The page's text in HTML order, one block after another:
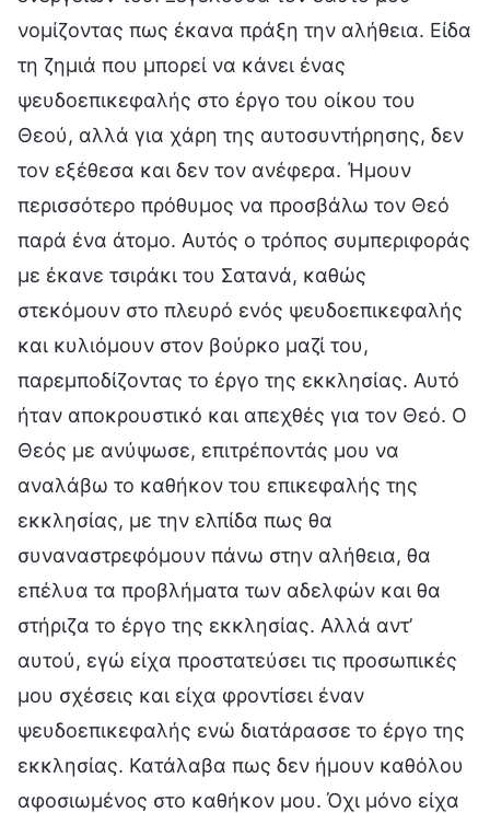
νομίζοντας πως έκανα πράξη την αλήθεια. Είδα
τη ζημιά που μπορεί να κάνει ένας
ψευδοεπικεφαλής στο έργο του οίκου του
Θεού, αλλά για χάρη της αυτοσυντήρησης, δεν
τον εξέθεσα και δεν τον ανέφερα. Ήμουν
περισσότερο πρόθυμος να προσβάλω τον Θεό
παρά ένα άτομο. Αυτός ο τρόπος συμπεριφοράς
με έκανε τσιράκι του Σατανά, καθώς
στεκόμουν στο πλευρό ενός ψευδοεπικεφαλής
και κυλιόμουν στον βούρκο μαζί του,
παρεμποδίζοντας το έργο της εκκλησίας. Αυτό
ήταν αποκρουστικό και απεχθές για τον Θεό. Ο
Θεός με ανύψωσε, επιτρέποντάς μου να
αναλάβω το καθήκον του επικεφαλής της
εκκλησίας, με την ελπίδα πως θα
συναναστρεφόμουν πάνω στην αλήθεια, θα
επέλυα τα προβλήματα των αδελφών και θα
στήριζα το έργο της εκκλησίας. Αλλά αντ’
αυτού, εγώ είχα προστατεύσει τις προσωπικές
μου σχέσεις και είχα φροντίσει έναν
ψευδοεπικεφαλής ενώ διατάρασσε το έργο της
εκκλησίας. Κατάλαβα πως δεν ήμουν καθόλου
αφοσιωμένος στο καθήκον μου. Όχι μόνο είχα